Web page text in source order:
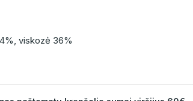
viskozė 36%